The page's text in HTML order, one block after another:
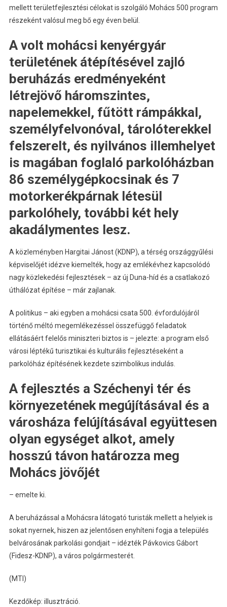
mellett területfejlesztési célokat is szolgáló Mohács 500 program
részeként valósul meg bő egy éven belül.
A volt mohácsi kenyérgyár
területének átépítésével zajló
beruházás eredményeként
létrejövő háromszintes,
napelemekkel, fűtött rámpákkal,
személyfelvonóval, tárolóterekkel
felszerelt, és nyilvános illemhelyet
is magában foglaló parkolóházban
86 személygépkocsinak és 7
motorkerékpárnak létesül
parkolóhely, további két hely
akadálymentes lesz.
A közleményben Hargitai Jánost (KDNP), a térség országgyűlési
képviselőjét idézve kiemelték, hogy az emlékévhez kapcsolódó
nagy közlekedési fejlesztések – az új Duna-híd és a csatlakozó
úthálózat építése – már zajlanak.
A politikus – aki egyben a mohácsi csata 500. évfordulójáról
történő méltó megemlékezéssel összefüggő feladatok
ellátásáért felelős miniszteri biztos is – jelezte: a program első
városi léptékű turisztikai és kulturális fejlesztéseként a
parkolóház építésének kezdete szimbolikus indulás.
A fejlesztés a Széchenyi tér és
környezetének megújításával és a
városháza felújításával együttesen
olyan egységet alkot, amely
hosszú távon határozza meg
Mohács jövőjét
– emelte ki.
A beruházással a Mohácsra látogató turisták mellett a helyiek is
sokat nyernek, hiszen az jelentősen enyhíteni fogja a település
belvárosának parkolási gondjait – idézték Pávkovics Gábort
(Fidesz-KDNP), a város polgármesterét.
(MTI)
Kezdőkép: illusztráció.